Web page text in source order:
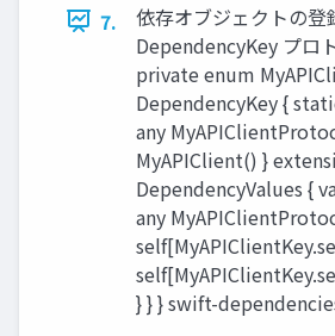
7.
依存オブジェクトの登
DependencyKey プロ
private enum
DependencyKey {
any
MyAPIClient() }
DependencyValues {
any
} } } swift-